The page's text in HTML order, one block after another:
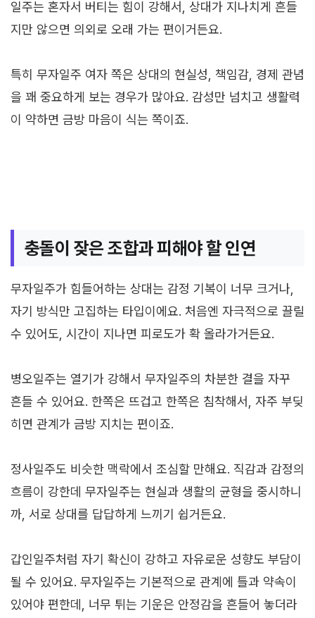
일주는 혼자서 버티는 힘이 강해서, 상대가 지나치게 흔들
지만 않으면 의외로 오래 가는 편이거든요.
특히 무자일주 여자 쪽은 상대의 현실성, 책임감, 경제 관념
을 꽤 중요하게 보는 경우가 많아요. 감성만 넘치고 생활력
이 약하면 금방 마음이 식는 쪽이죠.
충돌이 잦은 조합과 피해야 할 인연
무자일주가 힘들어하는 상대는 감정 기복이 너무 크거나,
자기 방식만 고집하는 타입이에요. 처음엔 자극적으로 끌릴
수 있어도, 시간이 지나면 피로도가 확 올라가거든요.
병오일주는 열기가 강해서 무자일주의 차분한 결을 자꾸
흔들 수 있어요. 한쪽은 뜨겁고 한쪽은 침착해서, 자주 부딪
히면 관계가 금방 지치는 편이죠.
정사일주도 비슷한 맥락에서 조심할 만해요. 직감과 감정의
흐름이 강한데 무자일주는 현실과 생활의 균형을 중시하니
까, 서로 상대를 답답하게 느끼기 쉽거든요.
갑인일주처럼 자기 확신이 강하고 자유로운 성향도 부담이
될 수 있어요. 무자일주는 기본적으로 관계에 틀과 약속이
있어야 편한데, 너무 튀는 기운은 안정감을 흔들어 놓더라